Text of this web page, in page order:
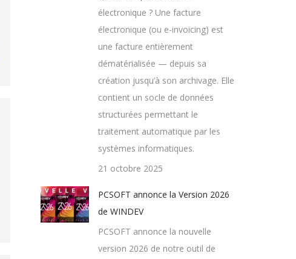
électronique ? Une facture
électronique (ou e-invoicing) est
une facture entièrement
dématérialisée — depuis sa
création jusqu’à son archivage. Elle
contient un socle de données
structurées permettant le
traitement automatique par les
systèmes informatiques.
21 octobre 2025
PCSOFT annonce la Version 2026
de WINDEV
PCSOFT annonce la nouvelle
version 2026 de notre outil de